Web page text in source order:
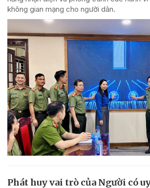
không gian mạng cho người dân.
Phát huy vai trò của Người có